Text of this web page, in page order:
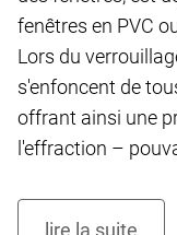
fenêtres en PVC
Lors du
s'enfoncent de
offrant ainsi une
l'effraction –